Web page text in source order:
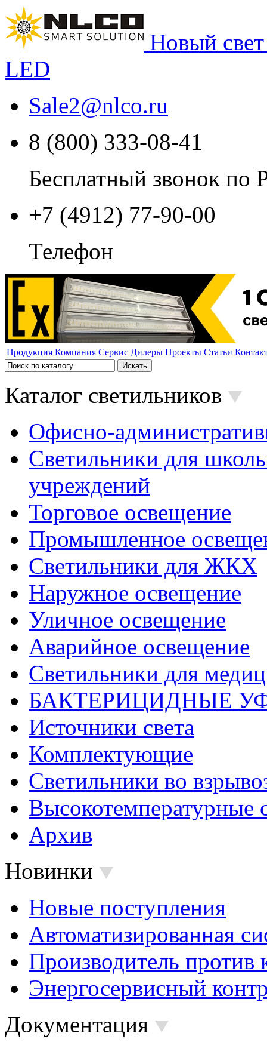
Новый
LED
Sale2@nlco.ru
8 (800) 333-08-41
Бесплатный звонок по
+7 (4912) 77-90-00
Телефон
Продукция Компания Сервис Дилеры Проекты Статьи
Каталог светильников
Офисно-
Светильники для
учреждений
Торговое освещение
Промышленное
Светильники для ЖКХ
Наружное освещение
Уличное освещение
Аварийное освещение
Светильники для
БАКТЕРИЦИДНЫЕ
Источники света
Комплектующие
Светильники во
Высокотемпературные
Архив
Новинки
Новые поступления
Автоматизированная
Производитель против
Энергосервисный
Документация